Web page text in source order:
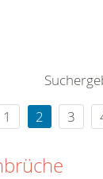
1 2 3